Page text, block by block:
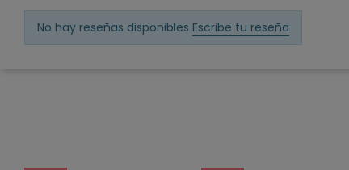
No hay reseñas disponibles Escribe tu reseña